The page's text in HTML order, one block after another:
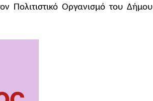
Πολιτιστικό Οργανισμό του Δήμου